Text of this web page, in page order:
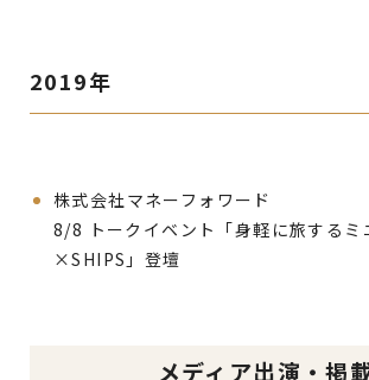
2019年
株式会社マネーフォワード
8/8 トークイベント「身軽に旅するミ
×SHIPS」登壇
メディア出演・掲